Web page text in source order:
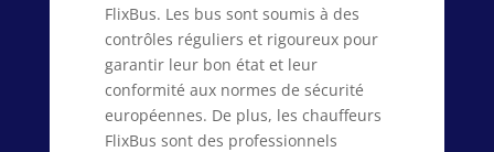
FlixBus. Les bus sont soumis à des
contrôles réguliers et rigoureux pour
garantir leur bon état et leur
conformité aux normes de sécurité
européennes. De plus, les chauffeurs
FlixBus sont des professionnels